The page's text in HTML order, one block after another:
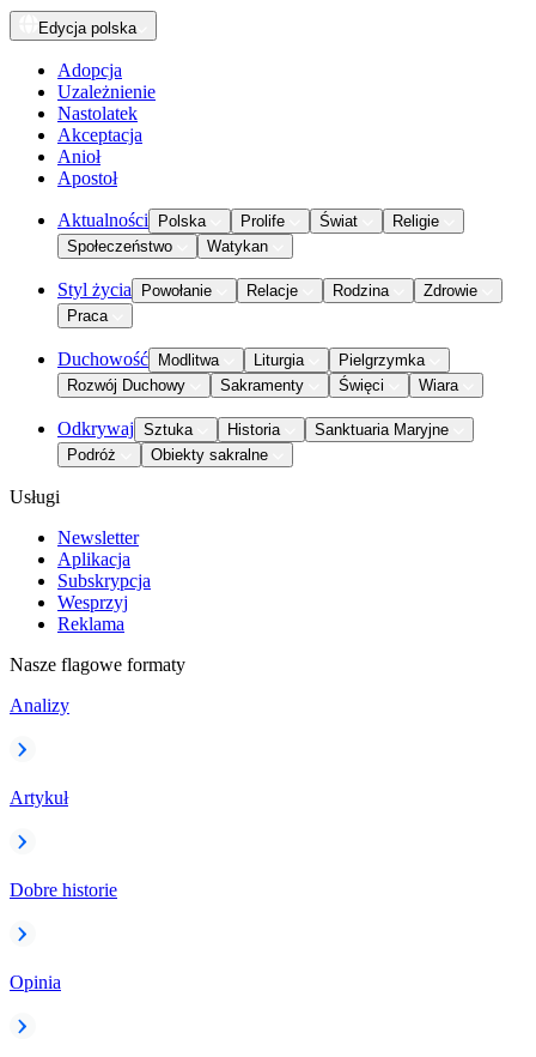
Edycja polska
Adopcja
Uzależnienie
Nastolatek
Akceptacja
Anioł
Apostoł
Aktualności Polska Prolife Świat
Religie
Społeczeństwo
Watykan
Styl życia Powołanie Relacje Rodzina
Zdrowie
Praca
Duchowość Modlitwa Liturgia
Pielgrzymka
Rozwój Duchowy
Sakramenty Święci Wiara
Odkrywaj Sztuka Historia
Sanktuaria Maryjne
Podróż
Obiekty sakralne
Usługi
Newsletter
Aplikacja
Subskrypcja
Wesprzyj
Reklama
Nasze flagowe formaty
Analizy
Artykuł
Dobre historie
Opinia